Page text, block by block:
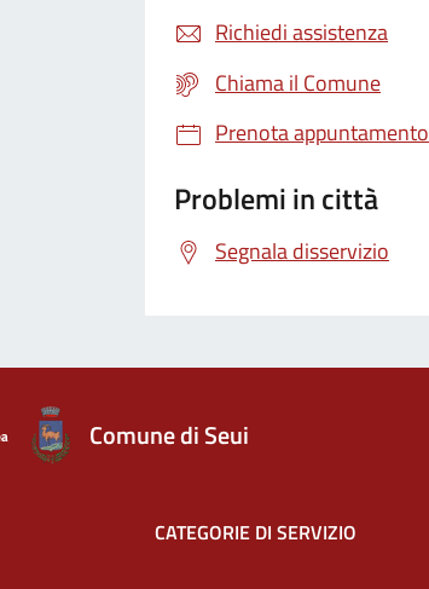
Richiedi assistenza
Chiama il Comune
Prenota appuntamento
Problemi in città
Segnala disservizio
Comune di Seui
CATEGORIE DI SERVIZIO